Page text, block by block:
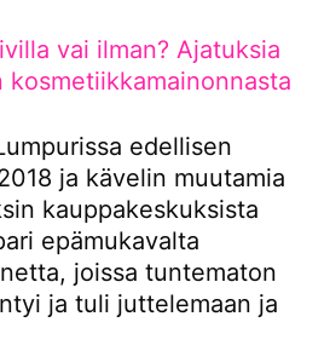
vai ilman? Ajatuksia
kosmetiikkamainonnasta
edellisen
ja kävelin muutamia
kauppakeskuksista
epämukavalta
joissa tuntematon
ja tuli juttelemaan ja